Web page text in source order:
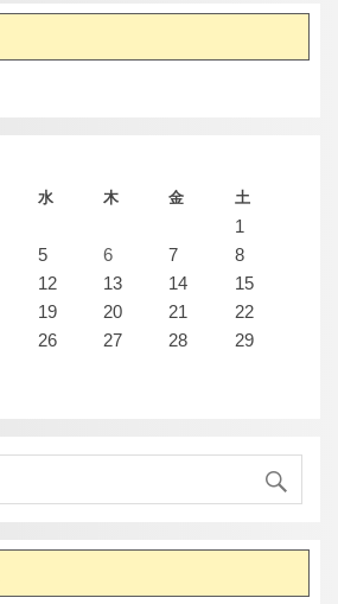
水 木 金 土
1
5 6 7
8
12 13 14
15
19 20 21
22
26 27 28
29